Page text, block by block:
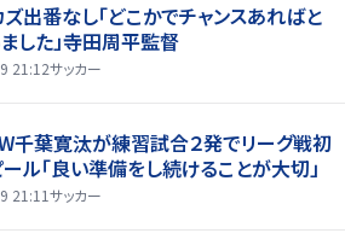
ズ出番なし「どこかでチャンスあればと
した」寺田周平監督
21:12サッカー
千葉寛汰が練習試合２発でリーグ戦初
ル「良い準備をし続けることが大切」
21:11サッカー